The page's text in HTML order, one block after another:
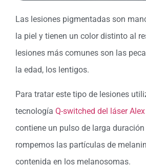
Las lesiones pigmentadas son
la piel y tienen un color distinto al
lesiones más comunes son las
la edad, los lentigos.
Para tratar este tipo de lesiones
tecnología Q-switched del láser Alex
contiene un pulso de larga
rompemos las partículas de
contenida en los melanosomas.